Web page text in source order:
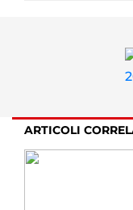
ARTICOLI